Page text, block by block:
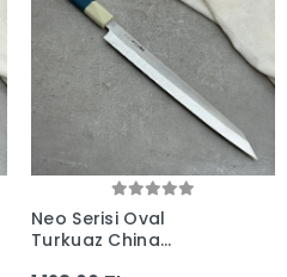
Neo Serisi Oval
Turkuaz China